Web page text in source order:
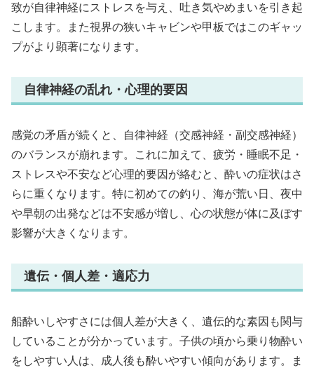
致が自律神経にストレスを与え、吐き気やめまいを引き起
こします。また視界の狭いキャビンや甲板ではこのギャッ
プがより顕著になります。
自律神経の乱れ・心理的要因
感覚の矛盾が続くと、自律神経（交感神経・副交感神経）
のバランスが崩れます。これに加えて、疲労・睡眠不足・
ストレスや不安など心理的要因が絡むと、酔いの症状はさ
らに重くなります。特に初めての釣り、海が荒い日、夜中
や早朝の出発などは不安感が増し、心の状態が体に及ぼす
影響が大きくなります。
遺伝・個人差・適応力
船酔いしやすさには個人差が大きく、遺伝的な素因も関与
していることが分かっています。子供の頃から乗り物酔い
をしやすい人は、成人後も酔いやすい傾向があります。ま